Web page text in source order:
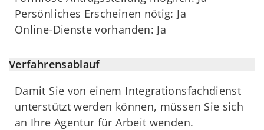
Persönliches Erscheinen nötig: Ja
Online-Dienste vorhanden: Ja
Verfahrensablauf
Damit Sie von einem Integrationsfachdienst
unterstützt werden können, müssen Sie sich
an Ihre Agentur für Arbeit wenden.